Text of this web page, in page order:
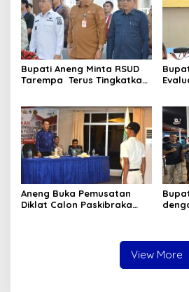
Bupati Aneng Minta RSUD
Tarempa Terus Tingkatkan
Aneng Buka Pemusatan
Diklat Calon Paskibraka
View More